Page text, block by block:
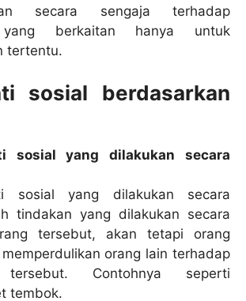
secara sengaja terhadap
yang berkaitan hanya untuk
tertentu.
sosial berdasarkan
sosial yang dilakukan secara
sosial yang dilakukan secara
tindakan yang dilakukan secara
tersebut, akan tetapi orang
orang lain terhadap
tersebut. Contohnya seperti
tembok.